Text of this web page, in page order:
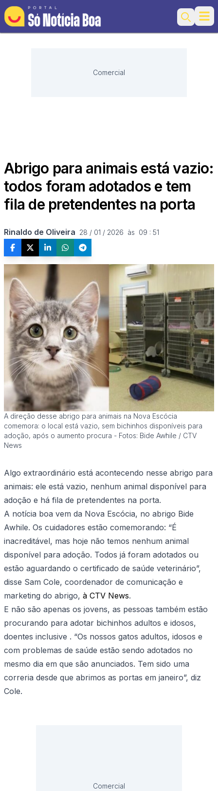
Search
Comercial
Abrigo para animais está vazio:
todos foram adotados e tem
fila de pretendentes na porta
Rinaldo de Oliveira 28 / 01 / 2026  às  09 : 51
A direção desse abrigo para animais na Nova Escócia
comemora: o local está vazio, sem bichinhos disponíveis para
adoção, após o aumento procura - Fotos: Bide Awhile / CTV
News
Algo extraordinário está acontecendo nesse abrigo para
animais: ele está vazio, nenhum animal disponível para
adoção e há fila de pretendentes na porta.
A notícia boa vem da Nova Escócia, no abrigo Bide
Awhile. Os cuidadores estão comemorando: “É
inacreditável, mas hoje não temos nenhum animal
disponível para adoção. Todos já foram adotados ou
estão aguardando o certificado de saúde veterinário”,
disse Sam Cole, coordenador de comunicação e
marketing do abrigo, à CTV News.
E não são apenas os jovens, as pessoas também estão
procurando para adotar bichinhos adultos e idosos,
doentes inclusive . “Os nossos gatos adultos, idosos e
com problemas de saúde estão sendo adotados no
mesmo dia em que são anunciados. Tem sido uma
correria desde que abrimos as portas em janeiro”, diz
Cole.
Comercial